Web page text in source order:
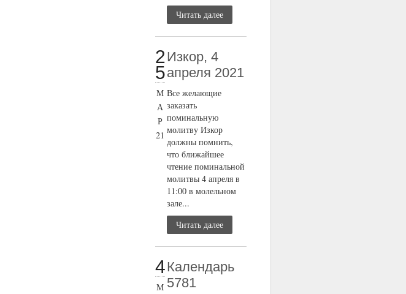
Читать далее
2
5
М
А
Р
21
Изкор, 4
апреля 2021
Все желающие
заказать
поминальную
молитву Изкор
должны помнить,
что ближайшее
чтение поминальной
молитвы 4 апреля в
11:00 в молельном
зале...
Читать далее
4
М
Календарь
5781